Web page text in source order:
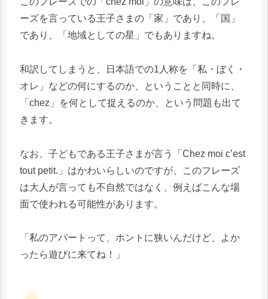
ーズを言っている王子さまの「家」であり、「国」
であり、「地域としての星」でもありますね。
和訳してしまうと、日本語での1人称を「私・ぼく・
オレ」などの何にするのか、ということと同時に、
「chez」を何として捉えるのか、という問題も出て
きます。
なお、子どもである王子さまが言う「Chez moi c’est
tout petit.」はかわいらしいのですが、このフレーズ
は大人が言っても不自然ではなく、例えばこんな場
面で使われる可能性があります。
「私のアパートって、ホントに狭いんだけど、よか
ったら遊びに来てね！」